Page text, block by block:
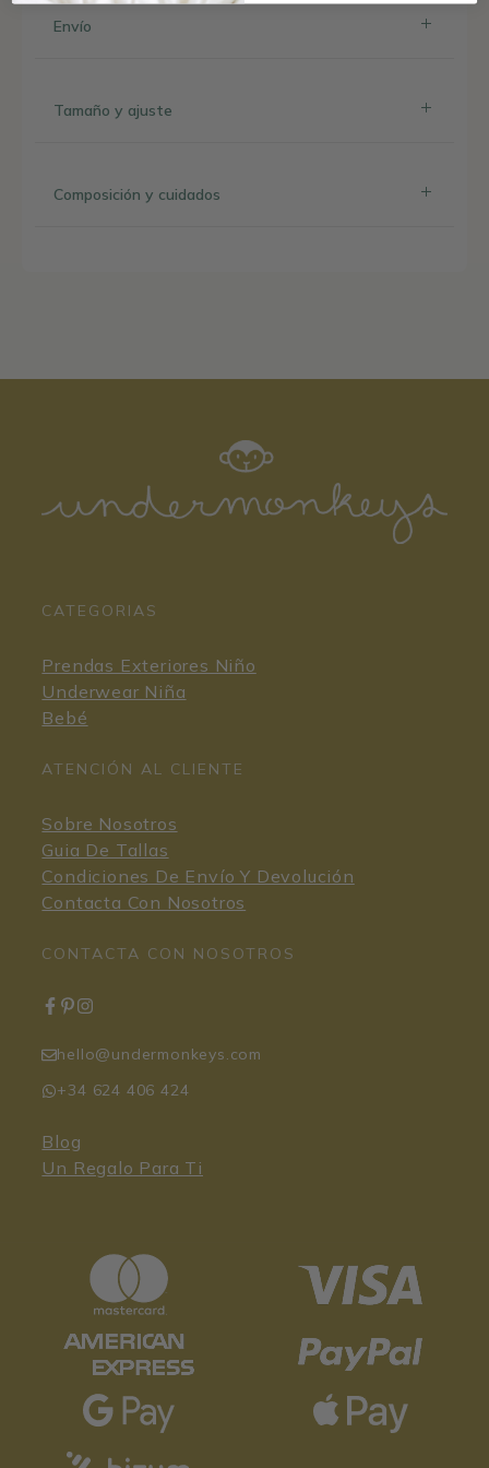
Envío
Tamaño y ajuste
Composición y cuidados
CATEGORIAS
Prendas Exteriores Niño
Underwear Niña
Bebé
ATENCIÓN AL CLIENTE
Sobre Nosotros
Guia De Tallas
Condiciones De Envío Y Devolución
Contacta Con Nosotros
CONTACTA CON NOSOTROS
hello@undermonkeys.com
+34 624 406 424
Blog
Un Regalo Para Ti